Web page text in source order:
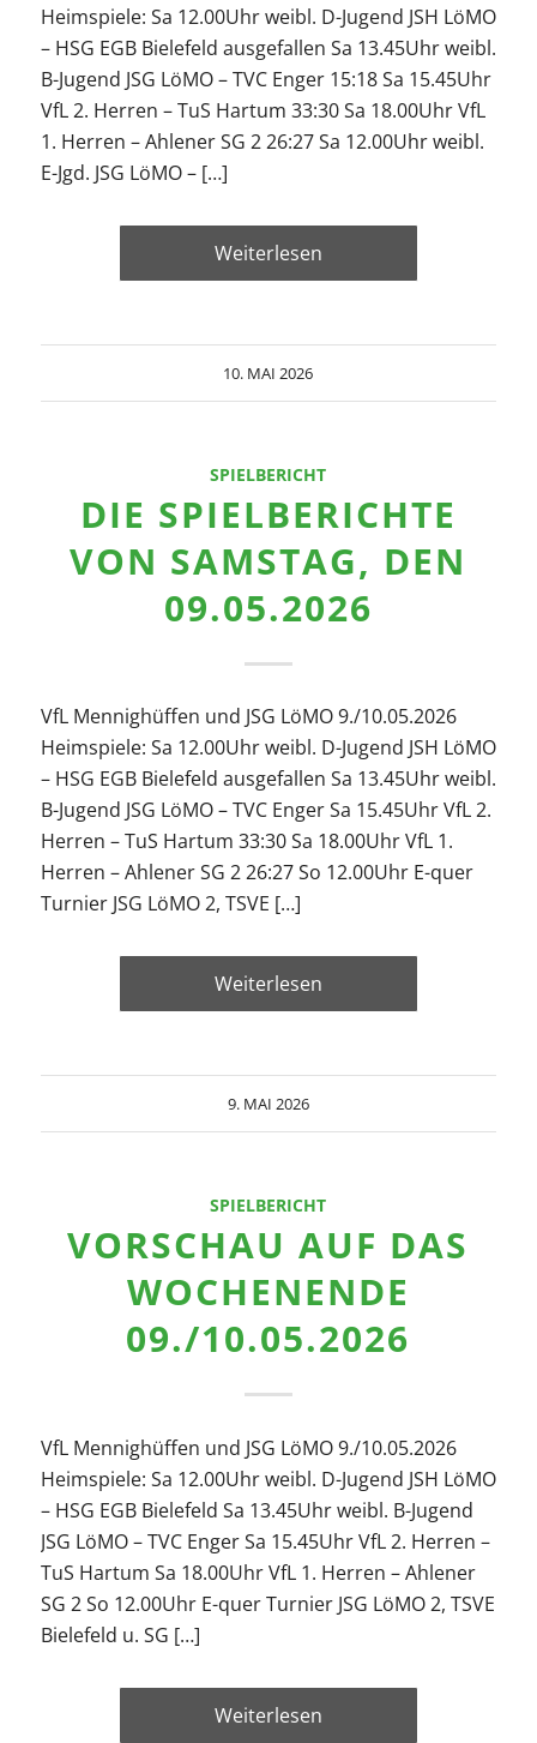
Heimspiele: Sa 12.00Uhr weibl. D-Jugend JSH LöMO
– HSG EGB Bielefeld ausgefallen Sa 13.45Uhr weibl.
B-Jugend JSG LöMO – TVC Enger 15:18 Sa 15.45Uhr
VfL 2. Herren – TuS Hartum 33:30 Sa 18.00Uhr VfL
1. Herren – Ahlener SG 2 26:27 Sa 12.00Uhr weibl.
E-Jgd. JSG LöMO – […]
Weiterlesen
10. MAI 2026
SPIELBERICHT
DIE SPIELBERICHTE
VON SAMSTAG, DEN
09.05.2026
VfL Mennighüffen und JSG LöMO 9./10.05.2026
Heimspiele: Sa 12.00Uhr weibl. D-Jugend JSH LöMO
– HSG EGB Bielefeld ausgefallen Sa 13.45Uhr weibl.
B-Jugend JSG LöMO – TVC Enger Sa 15.45Uhr VfL 2.
Herren – TuS Hartum 33:30 Sa 18.00Uhr VfL 1.
Herren – Ahlener SG 2 26:27 So 12.00Uhr E-quer
Turnier JSG LöMO 2, TSVE […]
Weiterlesen
9. MAI 2026
SPIELBERICHT
VORSCHAU AUF DAS
WOCHENENDE
09./10.05.2026
VfL Mennighüffen und JSG LöMO 9./10.05.2026
Heimspiele: Sa 12.00Uhr weibl. D-Jugend JSH LöMO
– HSG EGB Bielefeld Sa 13.45Uhr weibl. B-Jugend
JSG LöMO – TVC Enger Sa 15.45Uhr VfL 2. Herren –
TuS Hartum Sa 18.00Uhr VfL 1. Herren – Ahlener
SG 2 So 12.00Uhr E-quer Turnier JSG LöMO 2, TSVE
Bielefeld u. SG […]
Weiterlesen